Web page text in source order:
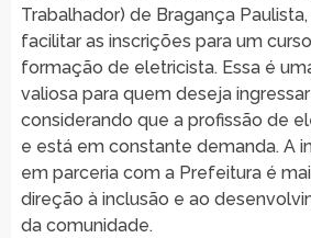
Trabalhador) de Bragança
facilitar as inscrições para um
formação de eletricista. Essa é
valiosa para quem deseja
considerando que a profissão de
e está em constante demanda. A
em parceria com a Prefeitura é
direção à inclusão e ao
da comunidade.